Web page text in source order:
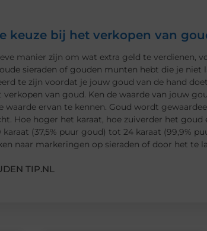
keuze bij het verkopen van
manier zijn om wat extra geld te verdienen,
sieraden of gouden munten hebt die je niet
te zijn voordat je jouw goud van de hand
verkopen van goud. Ken de waarde van jouw
waarde ervan te kennen. Goud wordt
Hoe hoger het karaat, hoe zuiverder het goud
(37,5% puur goud) tot 24 karaat (99,9%
naar markeringen op sieraden of door het te
TIP.NL